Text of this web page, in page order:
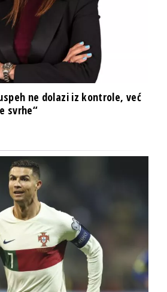
ne dolazi iz kontrole, već
svrhe“